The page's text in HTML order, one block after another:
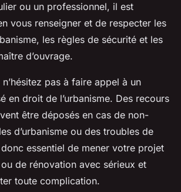
ou un professionnel, il est
vous renseigner et de respecter les
les règles de sécurité et les
d’ouvrage.
pas à faire appel à un
en droit de l’urbanisme. Des recours
être déposés en cas de non-
d’urbanisme ou des troubles de
essentiel de mener votre projet
de rénovation avec sérieux et
toute complication.